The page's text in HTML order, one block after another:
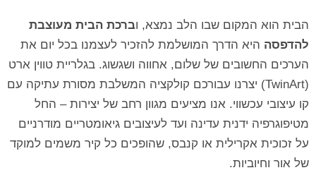
הבית הוא המקום שבו הלב נמצא, וברכת הבית מעוצבת
להדפסה היא הדרך המושלמת להזכיר לעצמנו בכל יום את
הערכים החשובים של שלום, אחווה ושגשוג. בגלריית טווין ארט
(TwinArt) יצרנו עבורכם קולקציה המשלבת מסורת עתיקה עם
קו עיצובי עכשווי. אנו מציעים מגוון רחב של יצירות – החל
מטיפוגרפיה ידנית עדינה ועד לעיצובים גיאומטריים מודרניים
על זכוכית אקרילית או קנבס, שהופכים כל קיר משמים למוקד
של אור וחיוביות.